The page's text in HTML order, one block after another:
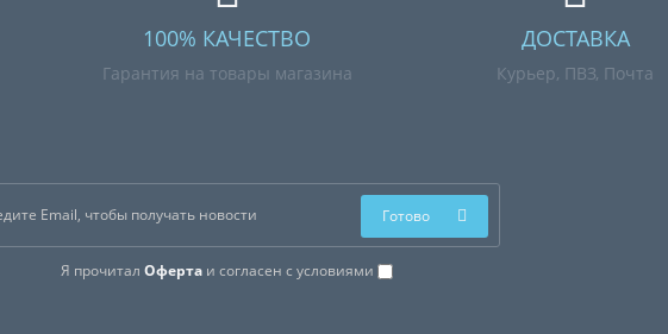
100% КАЧЕСТВО
Гарантия на товары магазина
ДОСТАВКА
Курьер, ПВЗ, Почта
Я прочиталОферта и согласен с условиями
Готово